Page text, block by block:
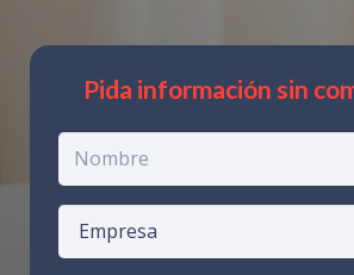
Pida información sin